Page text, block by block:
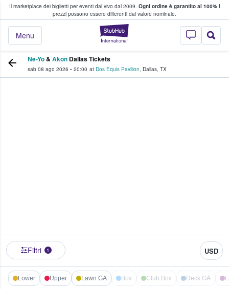
Il marketplace dei biglietti per eventi dal vivo dal 2009. Ogni ordine è garantito al 100%I
prezzi possono essere differenti dal valore nominale.
StubHub - Dove
Menu
fan comprano e vendono biglietti
Ne-Yo& Akon Dallas Tickets
sab 08 ago 2026 • 20:00 at Dos Equis Pavilion, Dallas, TX
Filtri 1 USD
Lower Upper Lawn GA Box Club Box Deck GA